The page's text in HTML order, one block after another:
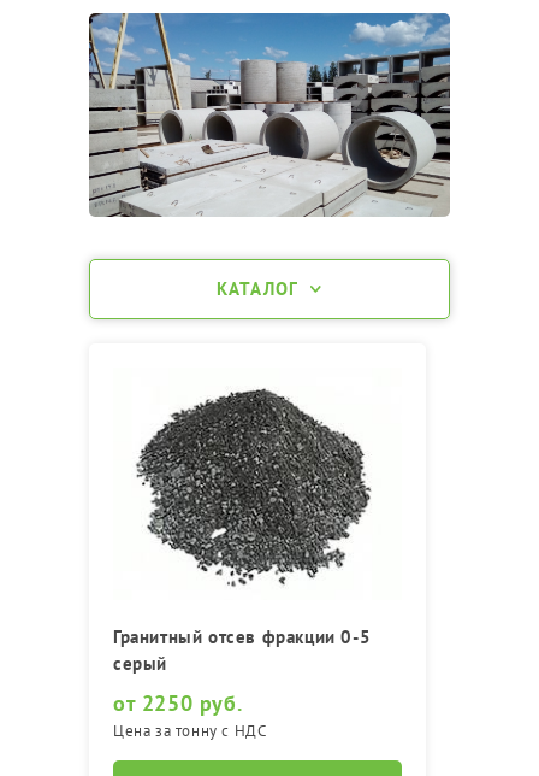
КАТАЛОГ
Гранитный отсев фракции 0-5
серый
от 2250 руб.
Цена за тонну с НДС